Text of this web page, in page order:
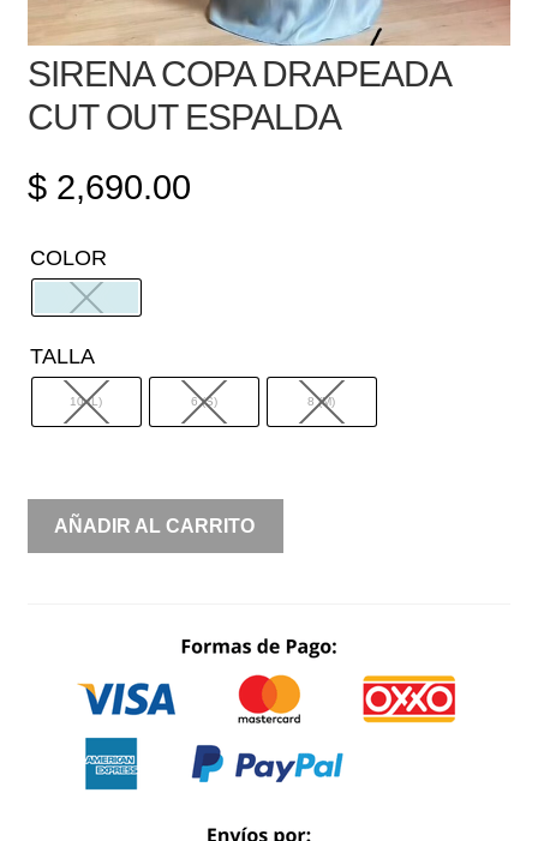
SIRENA COPA DRAPEADA
CUT OUT ESPALDA
$2,690.00
COLOR
TALLA
10 (L) 6 (S) 8 (M)
SIRENA
COPA
ESPALDA
CANTIDAD
AÑADIR AL CARRITO